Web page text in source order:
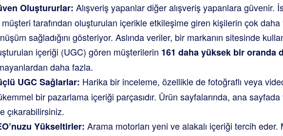
Oluştururlar: Alışveriş yapanlar diğer alışveriş yapanlara güvenir.
tarafından oluşturulan içerikle etkileşime giren kişilerin çok
sağladığını gösteriyor. Aslında veriler, bir markanın sitesinde
içeriği (UGC) gören müşterilerin 161 daha yüksek bir oranda
daha fazla.
UGC Sağlarlar: Harika bir inceleme, özellikle de fotoğraflı veya
bir pazarlama içeriği parçasıdır. Ürün sayfalarında, ana
çıkarabilirsiniz.
Yükseltirler: Arama motorları yeni ve alakalı içeriği tercih eder.